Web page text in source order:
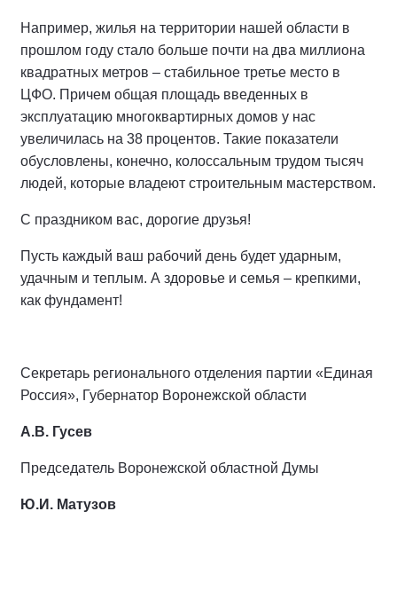
Например, жилья на территории нашей области в
прошлом году стало больше почти на два миллиона
квадратных метров – стабильное третье место в
ЦФО. Причем общая площадь введенных в
эксплуатацию многоквартирных домов у нас
увеличилась на 38 процентов. Такие показатели
обусловлены, конечно, колоссальным трудом тысяч
людей, которые владеют строительным мастерством.
С праздником вас, дорогие друзья!
Пусть каждый ваш рабочий день будет ударным,
удачным и теплым. А здоровье и семья – крепкими,
как фундамент!
Секретарь регионального отделения партии «Единая
Россия», Губернатор Воронежской области
А.В. Гусев
Председатель Воронежской областной Думы
Ю.И. Матузов